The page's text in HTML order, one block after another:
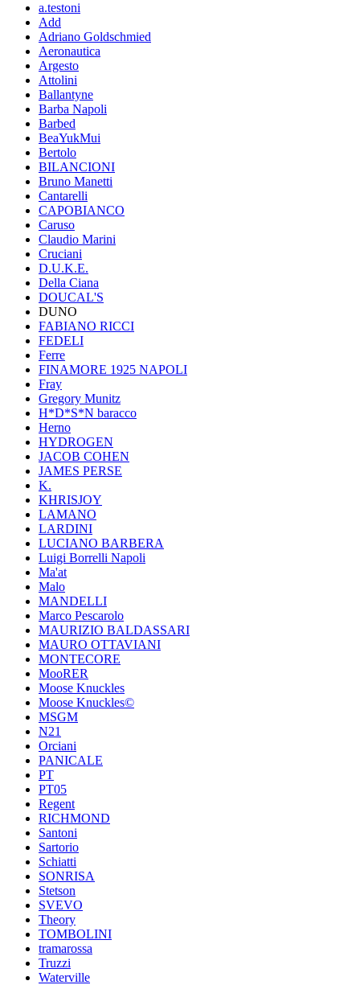
a.testoni
Add
Adriano Goldschmied
Aeronautica
Argesto
Attolini
Ballantyne
Barba Napoli
Barbed
BeaYukMui
Bertolo
BILANCIONI
Bruno Manetti
Cantarelli
CAPOBIANCO
Caruso
Claudio Marini
Cruciani
D.U.K.E.
Della Ciana
DOUCAL'S
DUNO
FABIANO RICCI
FEDELI
Ferre
FINAMORE 1925 NAPOLI
Fray
Gregory Munitz
H*D*S*N baracco
Herno
HYDROGEN
JACOB COHEN
JAMES PERSE
K.
KHRISJOY
LAMANO
LARDINI
LUCIANO BARBERA
Luigi Borrelli Napoli
Ma'at
Malo
MANDELLI
Marco Pescarolo
MAURIZIO BALDASSARI
MAURO OTTAVIANI
MONTECORE
MooRER
Moose Knuckles
Moose Knuckles©️
MSGM
N21
Orciani
PANICALE
PT
PT05
Regent
RICHMOND
Santoni
Sartorio
Schiatti
SONRISA
Stetson
SVEVO
Theory
TOMBOLINI
tramarossa
Truzzi
Waterville